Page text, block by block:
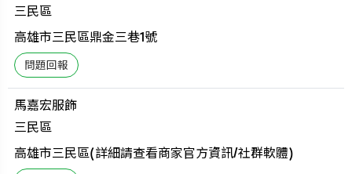
三民區
高雄市三民區鼎金三巷1號
馬嘉宏服飾
三民區
高雄市三民區(詳細請查看商家官方資訊/社群軟體)